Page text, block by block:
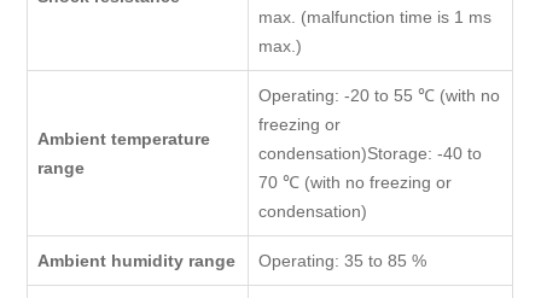
max. (malfunction time is 1 ms
max.)
Ambient temperature
range
Operating: -20 to 55 ℃ (with no
freezing or
condensation)Storage: -40 to
70 ℃ (with no freezing or
condensation)
Ambient humidity range Operating: 35 to 85 %